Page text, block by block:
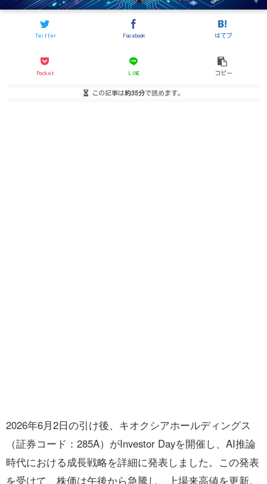
Twitter Facebook はてブ
Pocket LINE コピー
この記事は約35分で読めます。
2026年6月2日の引け後、キオクシアホールディングス
（証券コード：285A）がInvestor Dayを開催し、AI推論
時代における成長戦略を詳細に発表しました。この発表
を受けて、株価は午後から急騰し、上場来高値を更新。